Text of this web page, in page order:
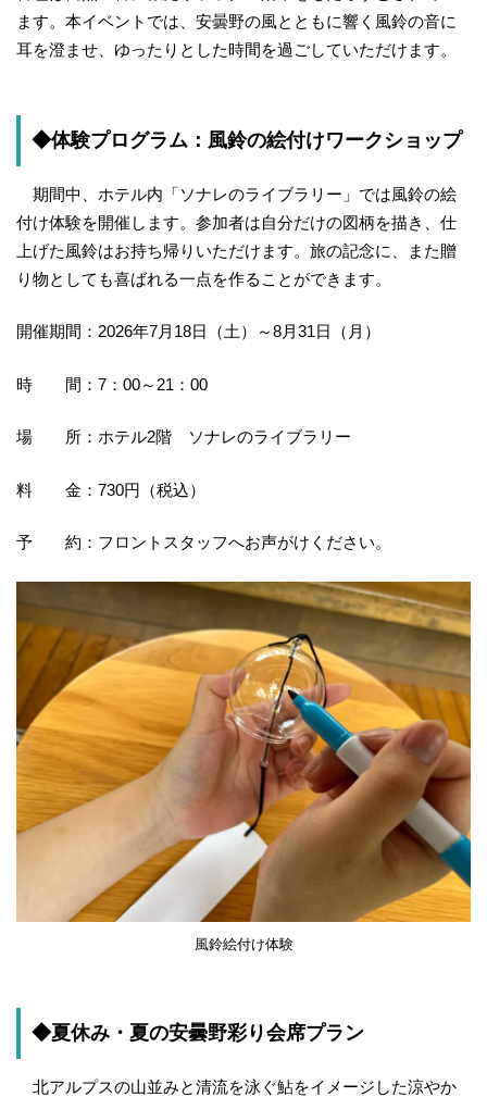
ます。本イベントでは、安曇野の風とともに響く風鈴の音に
耳を澄ませ、ゆったりとした時間を過ごしていただけます。
◆体験プログラム：風鈴の絵付けワークショップ
期間中、ホテル内「ソナレのライブラリー」では風鈴の絵
付け体験を開催します。参加者は自分だけの図柄を描き、仕
上げた風鈴はお持ち帰りいただけます。旅の記念に、また贈
り物としても喜ばれる一点を作ることができます。
開催期間：2026年7月18日（土）～8月31日（月）
時 間：7：00～21：00
場 所：ホテル2階 ソナレのライブラリー
料 金：730円（税込）
予 約：フロントスタッフへお声がけください。
風鈴絵付け体験
◆夏休み・夏の安曇野彩り会席プラン
北アルプスの山並みと清流を泳ぐ鮎をイメージした涼やか